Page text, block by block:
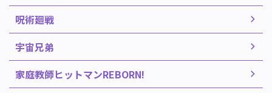
呪術廻戦
宇宙兄弟
家庭教師ヒットマンREBORN!